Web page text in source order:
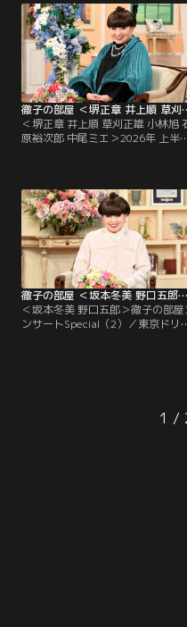
きになったことで、鳥の写真を撮
うとカメラを始め、その写真を発表
するためにSNSも。そして様々な鳥
を観察するため、登山を始めるな
ど、人生が豊かになったと語る。
た、昨年は「終活」を始め…。
徹子の部屋 ＜堺正章 井上順 草刈正雄
＜堺正章 井上順 草刈正雄 小林旭
原裕次郎 中尾ミエ＞2026年 上半
名コンビ！60年来の友人、堺正章
んと井上順さんの出会いは10代。
対面では…！？草刈正雄さんは、
も知らなかったアメリカ人のお父
の消息を求めて渡米したお話を。
徹子の部屋 ＜坂本冬美 野口五郎＞徹子の部屋コンサートSpecial（2）（2026/07/27放送分）
＜坂本冬美 野口五郎＞徹子の部屋
ンサートSpecial（2）／東京ドリ
桜お七」を意外なエピソードを交
て熱唱！？野口五郎さんはアカペ
1